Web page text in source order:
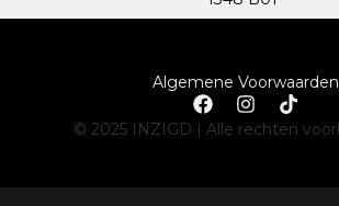
Algemene Voorwaarden
© 2025 INZIGD | Alle rechten